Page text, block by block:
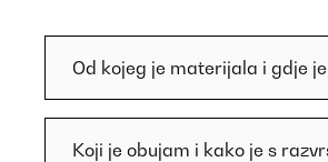
Od kojeg je materijala i gdje
Koji je obujam i kako je s